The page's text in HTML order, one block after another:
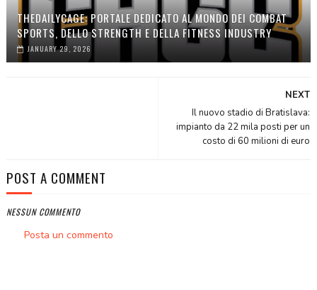
THEDAILYCAGE: PORTALE DEDICATO AL MONDO DEI COMBAT
SPORTS, DELLO STRENGTH E DELLA FITNESS INDUSTRY
JANUARY 29, 2026
NEXT
Il nuovo stadio di Bratislava:
impianto da 22 mila posti per un
costo di 60 milioni di euro
POST A COMMENT
NESSUN COMMENTO
Posta un commento